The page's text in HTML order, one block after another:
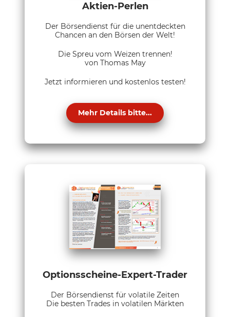
Aktien-Perlen
Der Börsendienst für die unentdeckten
Chancen an den Börsen der Welt!
Die Spreu vom Weizen trennen!
von Thomas May
Jetzt informieren und kostenlos testen!
Mehr Details bitte...
Optionsscheine-Expert-Trader
Der Börsendienst für volatile Zeiten
Die besten Trades in volatilen Märkten